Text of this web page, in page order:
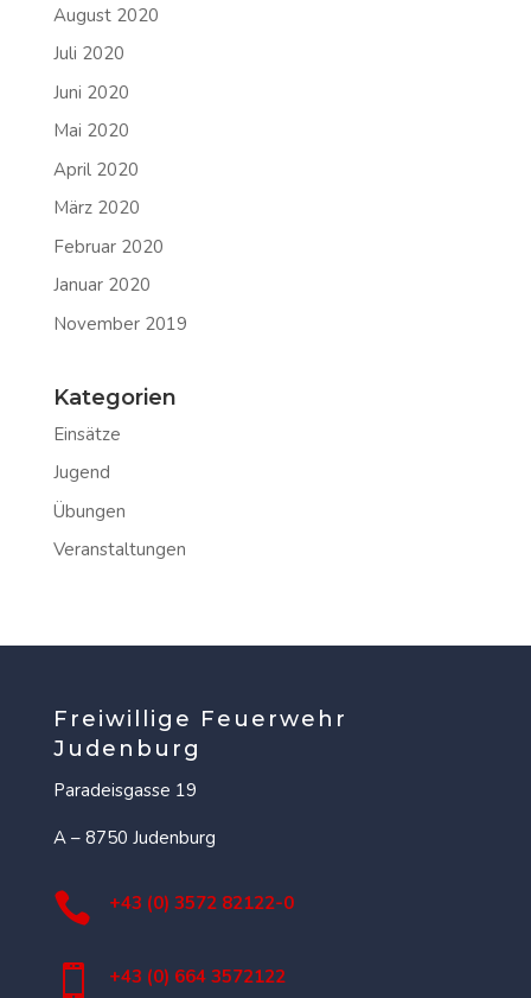
August 2020
Juli 2020
Juni 2020
Mai 2020
April 2020
März 2020
Februar 2020
Januar 2020
November 2019
Kategorien
Einsätze
Jugend
Übungen
Veranstaltungen
Freiwillige Feuerwehr
Judenburg
Paradeisgasse 19
A – 8750 Judenburg
 +43 (0) 3572 82122-0
 +43 (0) 664 3572122